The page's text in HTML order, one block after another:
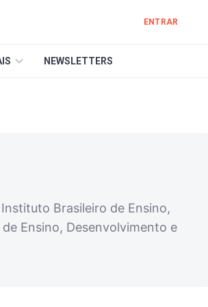
ENTRAR
NEWSLETTERS
Brasileiro de Ensino,
Ensino, Desenvolvimento e